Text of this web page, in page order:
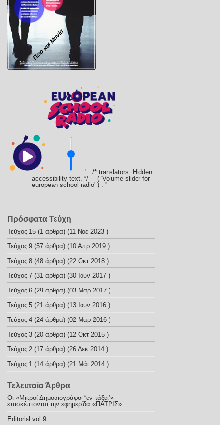
Πειρ και Μανία
' . /* translators: Hidden
accessibility text. */ __( 'Volume slider for
european school radio' ) . ''
Πρόσφατα Τεύχη
Τεύχος 15 (1 άρθρα) (11 Νοε 2023 )
Τεύχος 9 (57 άρθρα) (10 Απρ 2019 )
Τεύχος 8 (48 άρθρα) (22 Οκτ 2018 )
Τεύχος 7 (31 άρθρα) (30 Ιουν 2017 )
Τεύχος 6 (29 άρθρα) (03 Μαρ 2017 )
Τεύχος 5 (21 άρθρα) (13 Ιουν 2016 )
Τεύχος 4 (24 άρθρα) (02 Μαρ 2016 )
Τεύχος 3 (20 άρθρα) (12 Οκτ 2015 )
Τεύχος 2 (17 άρθρα) (26 Δεκ 2014 )
Τεύχος 1 (14 άρθρα) (21 Μάι 2014 )
Τελευταία Άρθρα
Οι «Μικροί Δημοσιογράφοι “εν τάξει”»
επισκέπτονται την εφημερίδα «ΠΑΤΡΙΣ».
Editorial vol 9